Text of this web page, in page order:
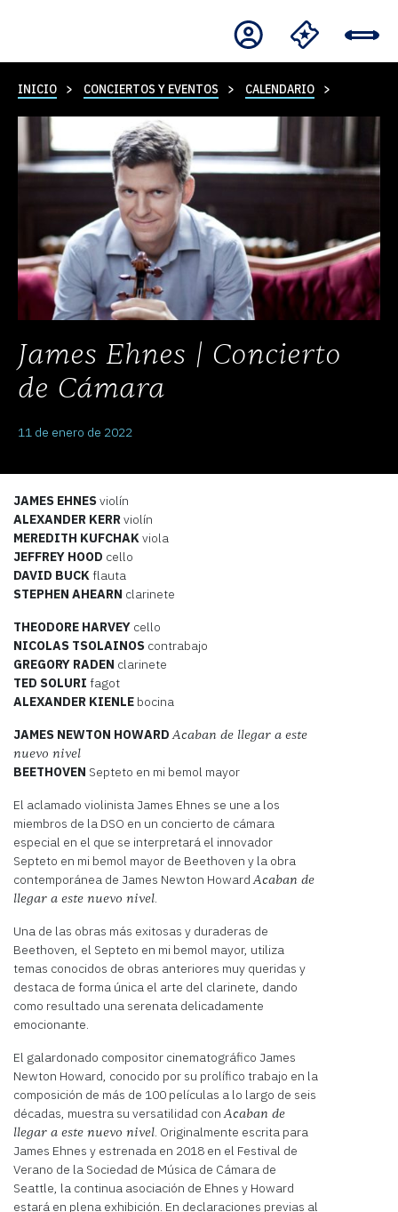
INICIO CONCIERTOS Y EVENTOS CALENDARIO
James Ehnes | Concierto
de Cámara
11 de enero de 2022
JAMES EHNESviolín
ALEXANDER KERR violín
MEREDITH KUFCHAKviola
JEFFREY HOOD cello
DAVID BUCKflauta
STEPHEN AHEARN clarinete
THEODORE HARVEY cello
NICOLAS TSOLAINOS contrabajo
GREGORY RADEN clarinete
TED SOLURI fagot
ALEXANDER KIENLE bocina
JAMES NEWTON HOWARD Acaban de llegar a este
nuevo nivel
BEETHOVEN Septeto en mi bemol mayor
El aclamado violinista James Ehnes se une a los
miembros de la DSO en un concierto de cámara
especial en el que se interpretará el innovador
Septeto en mi bemol mayor de Beethoven y la obra
contemporánea de James Newton HowardAcaban de
llegar a este nuevo nivel.
Una de las obras más exitosas y duraderas de
Beethoven, el Septeto en mi bemol mayor, utiliza
temas conocidos de obras anteriores muy queridas y
destaca de forma única el arte del clarinete, dando
como resultado una serenata delicadamente
emocionante.
El galardonado compositor cinematográfico James
Newton Howard, conocido por su prolífico trabajo en la
composición de más de 100 películas a lo largo de seis
décadas, muestra su versatilidad conAcaban de
llegar a este nuevo nivel. Originalmente escrita para
James Ehnes y estrenada en 2018 en el Festival de
Verano de la Sociedad de Música de Cámara de
Seattle, la continua asociación de Ehnes y Howard
estará en plena exhibición. En declaraciones previas al